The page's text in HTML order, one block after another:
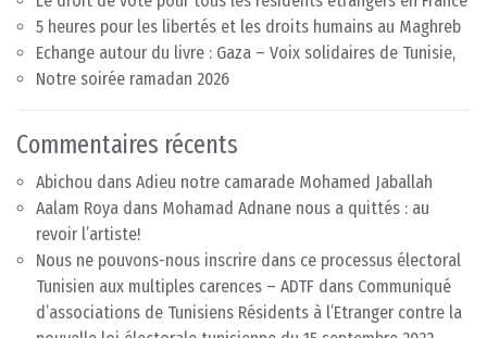
5 heures pour les libertés et les droits humains au Maghreb
Echange autour du livre : Gaza – Voix solidaires de Tunisie,
Notre soirée ramadan 2026
Commentaires récents
Abichou dans Adieu notre camarade Mohamed Jaballah
Aalam Roya dans Mohamad Adnane nous a quittés : au
revoir l’artiste!
Nous ne pouvons-nous inscrire dans ce processus électoral
Tunisien aux multiples carences – ADTF dans Communiqué
d’associations de Tunisiens Résidents à l’Etranger contre la